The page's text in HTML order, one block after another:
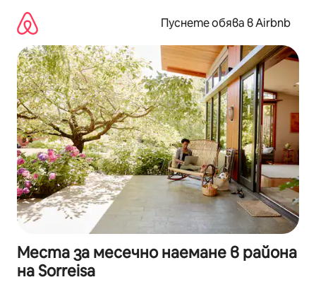
съдържанието
Пуснете обява в Airbnb
Места за месечно наемане в района
на Sorreisa